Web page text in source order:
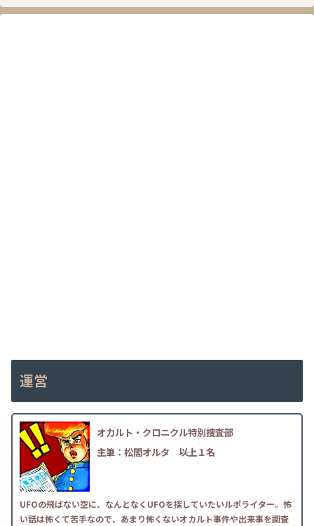
運営
オカルト・クロニクル特別捜査部
主筆：松閣オルタ ――以上１名
UFOの飛ばない空に、なんとなくUFOを探していたいルポライター。怖
い話は怖くて苦手なので、あまり怖くないオカルト事件や出来事を調査